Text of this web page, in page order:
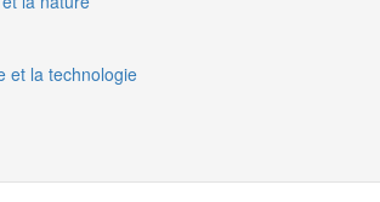
et la technologie